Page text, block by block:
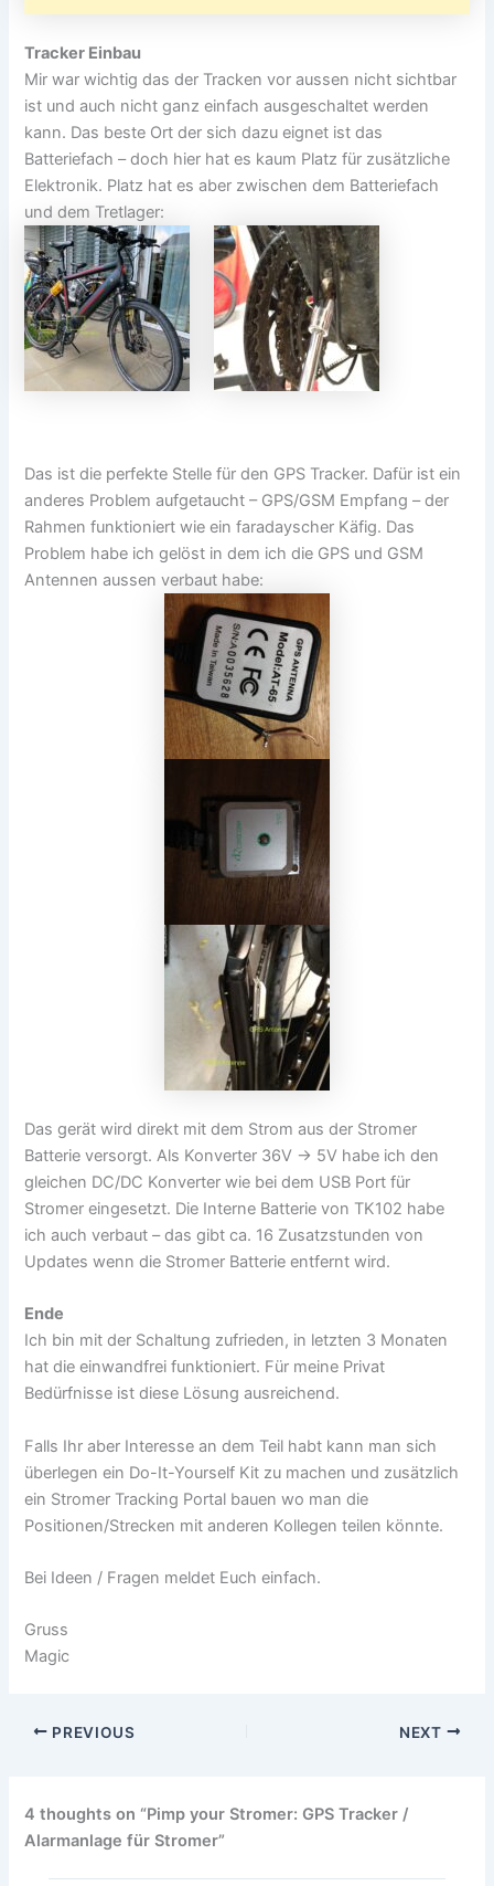
Tracker Einbau
Mir war wichtig das der Tracken vor aussen nicht sichtbar
ist und auch nicht ganz einfach ausgeschaltet werden
kann. Das beste Ort der sich dazu eignet ist das
Batteriefach – doch hier hat es kaum Platz für zusätzliche
Elektronik. Platz hat es aber zwischen dem Batteriefach
und dem Tretlager:
Das ist die perfekte Stelle für den GPS Tracker. Dafür ist ein
anderes Problem aufgetaucht – GPS/GSM Empfang – der
Rahmen funktioniert wie ein faradayscher Käfig. Das
Problem habe ich gelöst in dem ich die GPS und GSM
Antennen aussen verbaut habe:
Das gerät wird direkt mit dem Strom aus der Stromer
Batterie versorgt. Als Konverter 36V -> 5V habe ich den
gleichen DC/DC Konverter wie bei dem USB Port für
Stromer eingesetzt. Die Interne Batterie von TK102 habe
ich auch verbaut – das gibt ca. 16 Zusatzstunden von
Updates wenn die Stromer Batterie entfernt wird.
Ende
Ich bin mit der Schaltung zufrieden, in letzten 3 Monaten
hat die einwandfrei funktioniert. Für meine Privat
Bedürfnisse ist diese Lösung ausreichend.
Falls Ihr aber Interesse an dem Teil habt kann man sich
überlegen ein Do-It-Yourself Kit zu machen und zusätzlich
ein Stromer Tracking Portal bauen wo man die
Positionen/Strecken mit anderen Kollegen teilen könnte.
Bei Ideen / Fragen meldet Euch einfach.
Gruss
Magic
PREVIOUS NEXT
4 thoughts on “Pimp your Stromer: GPS Tracker /
Alarmanlage für Stromer”